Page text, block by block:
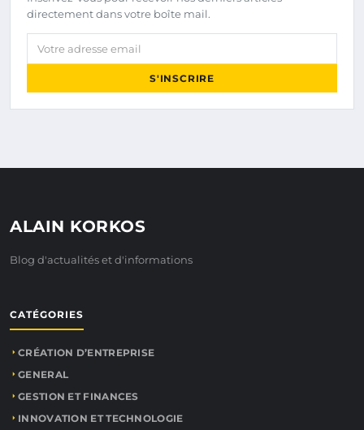
directement dans votre boîte mail.
Votre adresse email
S'INSCRIRE
ALAIN KORKOS
Blog d'actualités et d'informations
CATÉGORIES
CRÉATION D’ENTREPRISE
GENERAL
GESTION ET FINANCES
INNOVATION ET TECHNOLOGIE